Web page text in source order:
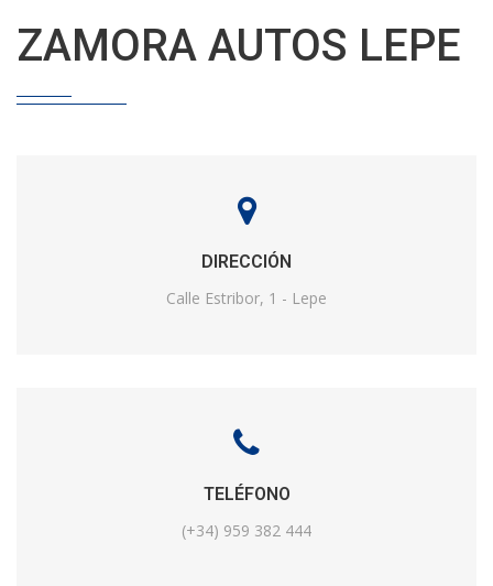
ZAMORA AUTOS LEPE
DIRECCIÓN
Calle Estribor, 1 - Lepe
TELÉFONO
(+34) 959 382 444